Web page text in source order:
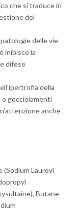
che si traduce in
del
delle vie
inibisce la
difese
della
gocciolamenti
anche
(Sodium Lauroyl
Butane